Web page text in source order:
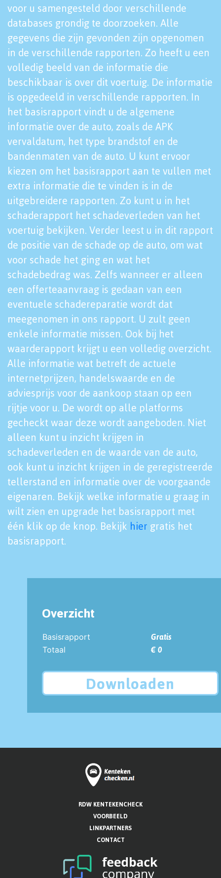
voor u samengesteld door verschillende
databases grondig te doorzoeken. Alle
gegevens die zijn gevonden zijn opgenomen
in de verschillende rapporten. Zo heeft u een
volledig beeld van de informatie die
beschikbaar is over dit voertuig. De informatie
is opgedeeld in verschillende rapporten. In
het basisrapport vindt u de algemene
informatie over de auto, zoals de APK
vervaldatum, het type brandstof en de
bandenmaten van de auto. U kunt ervoor
kiezen om het basisrapport aan te vullen met
extra informatie die te vinden is in de
uitgebreidere rapporten. Zo kunt u in het
schaderapport het schadeverleden van het
voertuig bekijken. Verder leest u in dit rapport
de positie van de schade op de auto, om wat
voor schade het ging en wat het
schadebedrag was. Zelfs wanneer er alleen
een offerteaanvraag is gedaan van een
eventuele schadereparatie wordt dat
meegenomen in ons rapport. U zult geen
enkele informatie missen. Ook bij het
waarderapport krijgt u een volledig overzicht.
Alle informatie wat betreft de actuele
internetprijzen, handelswaarde en de
adviesprijs voor de aankoop staan op een
rijtje voor u. De wordt op alle platforms
gecheckt waar deze wordt aangeboden. Niet
alleen kunt u inzicht krijgen in
schadeverleden en de waarde van de auto,
ook kunt u inzicht krijgen in de geregistreerde
tellerstand en informatie over de voorgaande
eigenaren. Bekijk welke informatie u graag in
wilt zien en upgrade het basisrapport met
één klik op de knop. Bekijk hier gratis het
basisrapport.
Overzicht
Basisrapport
Gratis
Totaal
€ 0
Downloaden
RDW KENTEKENCHECK
VOORBEELD
LINKPARTNERS
CONTACT